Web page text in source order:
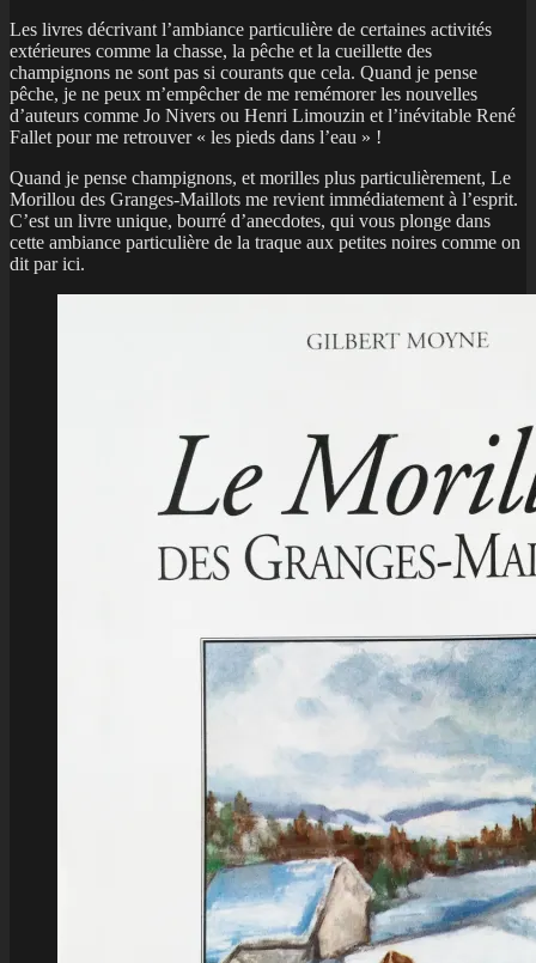
Les livres décrivant l’ambiance particulière de certaines activités
extérieures comme la chasse, la pêche et la cueillette des
champignons ne sont pas si courants que cela. Quand je pense
pêche, je ne peux m’empêcher de me remémorer les nouvelles
d’auteurs comme Jo Nivers ou Henri Limouzin et l’inévitable René
Fallet pour me retrouver « les pieds dans l’eau » !
Quand je pense champignons, et morilles plus particulièrement, Le
Morillou des Granges-Maillots me revient immédiatement à l’esprit.
C’est un livre unique, bourré d’anecdotes, qui vous plonge dans
cette ambiance particulière de la traque aux petites noires comme on
dit par ici.